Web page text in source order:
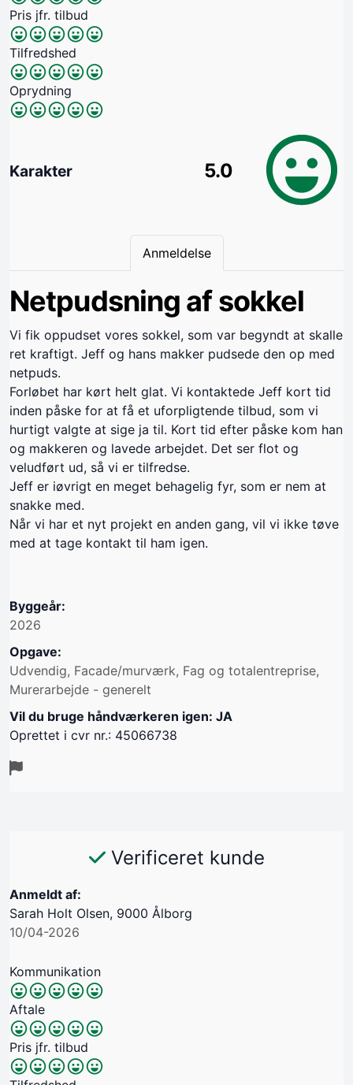
Pris jfr. tilbud
Tilfredshed
Oprydning
Karakter 5.0
Anmeldelse
Netpudsning af sokkel
Vi fik oppudset vores sokkel, som var begyndt at skalle
ret kraftigt. Jeff og hans makker pudsede den op med
netpuds.
Forløbet har kørt helt glat. Vi kontaktede Jeff kort tid
inden påske for at få et uforpligtende tilbud, som vi
hurtigt valgte at sige ja til. Kort tid efter påske kom han
og makkeren og lavede arbejdet. Det ser flot og
veludført ud, så vi er tilfredse.
Jeff er iøvrigt en meget behagelig fyr, som er nem at
snakke med.
Når vi har et nyt projekt en anden gang, vil vi ikke tøve
med at tage kontakt til ham igen.
Byggeår:
2026
Opgave:
Udvendig, Facade/murværk, Fag og totalentreprise,
Murerarbejde - generelt
Vil du bruge håndværkeren igen: JA
Oprettet i cvr nr.: 45066738
Verificeret kunde
Anmeldt af:
Sarah Holt Olsen, 9000 Ålborg
10/04-2026
Kommunikation
Aftale
Pris jfr. tilbud